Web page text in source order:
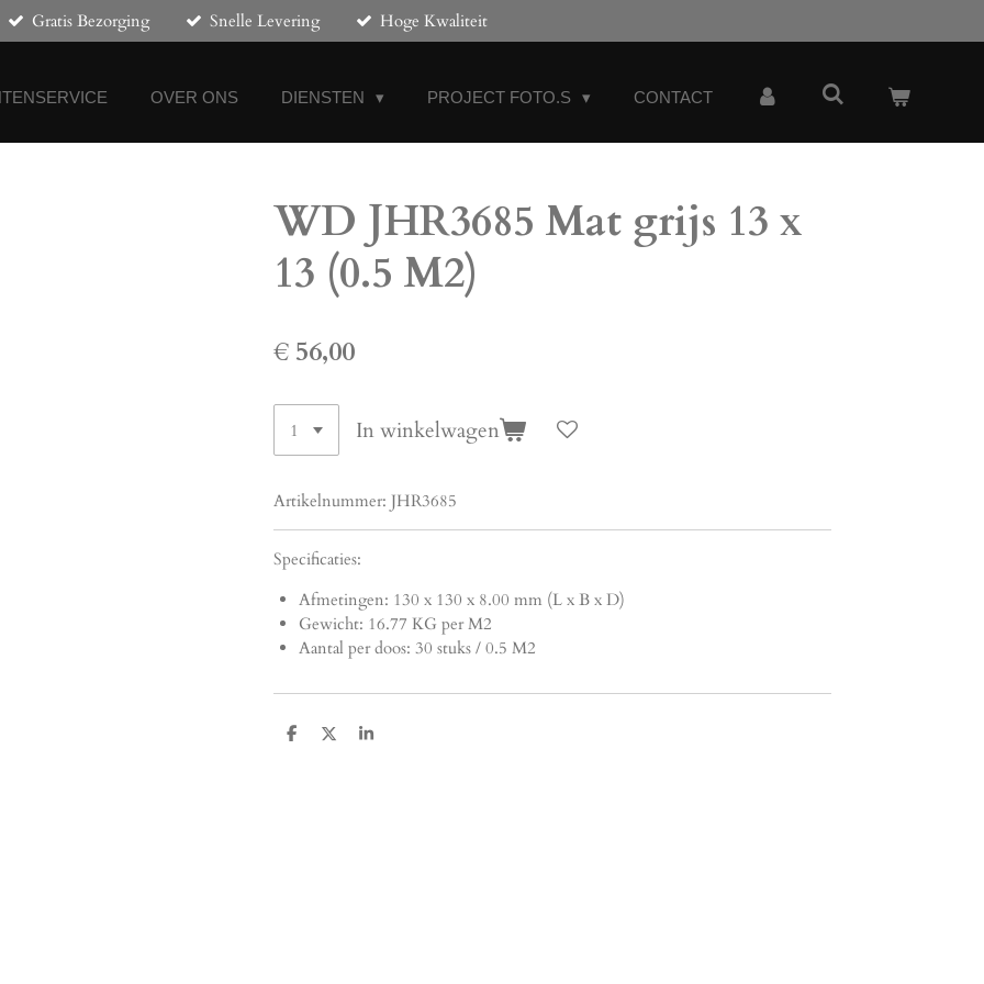
Gratis Bezorging Snelle Levering Hoge Kwaliteit
OVER ONS DIENSTEN PROJECT FOTO.S CONTACT
WD JHR3685 Mat grijs 13 x
13 (0.5 M2)
€ 56,00
In winkelwagen
Artikelnummer: JHR3685
Specificaties:
Afmetingen: 130 x 130 x 8.00 mm (L x B x D)
Gewicht: 16.77 KG per M2
Aantal per doos: 30 stuks / 0.5 M2
D
D
S